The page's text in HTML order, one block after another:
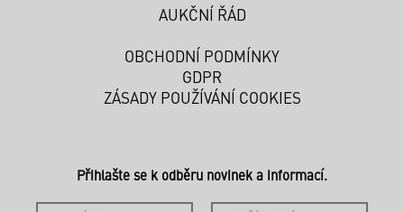
AUKČNÍ ŘÁD
OBCHODNÍ PODMÍNKY
GDPR
ZÁSADY POUŽÍVÁNÍ COOKIES
Přihlašte se k odběru novinek a informací.